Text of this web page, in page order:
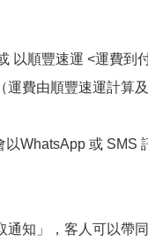
以順豐速運 <運費到
運費由順豐速運計算
WhatsApp 或 SMS
通知」，客人可以帶